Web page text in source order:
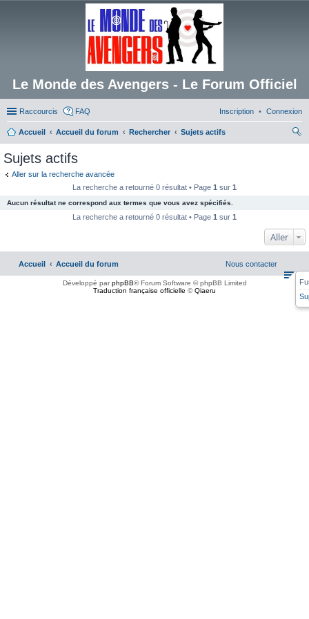
Le Monde des Avengers - Le Forum Officiel
Raccourcis FAQ Connexion
Inscription
Accueil Accueil du forum Rechercher
Sujets actifs
Sujets actifs
Aller sur la recherche avancée
La recherche a retourné 0 résultat • Page 1 sur 1
Aucun résultat ne correspond aux termes que vous avez spécifiés.
La recherche a retourné 0 résultat • Page 1 sur 1
Aller
Accueil Accueil du forum Nous contacter
Développé parphpBB® Forum Software © phpBB Limited
Traduction française officielle ©Qiaeru